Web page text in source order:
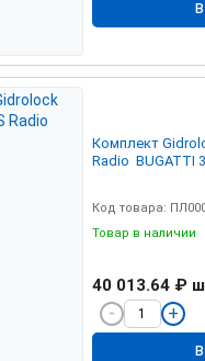
Комплект
Radio BUGATTI
Код товара:
Товар в наличии
40 013.64 ₽